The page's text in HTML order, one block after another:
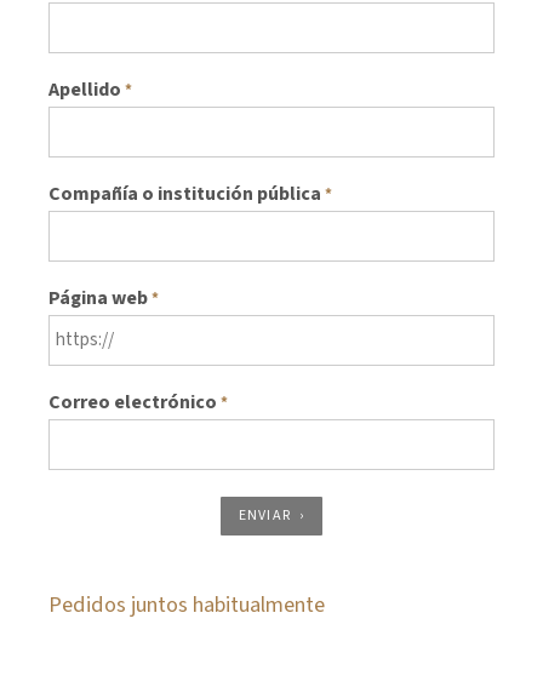
Apellido *
Compañía o institución pública *
Página web*
Correo electrónico *
ENVIAR
Pedidos juntos habitualmente